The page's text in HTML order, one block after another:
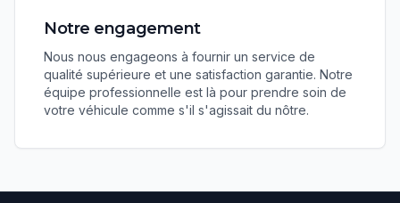
Notre engagement
Nous nous engageons à fournir un service de
qualité supérieure et une satisfaction garantie. Notre
équipe professionnelle est là pour prendre soin de
votre véhicule comme s'il s'agissait du nôtre.